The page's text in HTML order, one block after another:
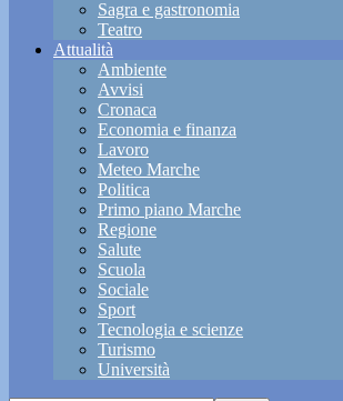
Sagra e gastronomia
Teatro
Attualità
Ambiente
Avvisi
Cronaca
Economia e finanza
Lavoro
Meteo Marche
Politica
Primo piano Marche
Regione
Salute
Scuola
Sociale
Sport
Tecnologia e scienze
Turismo
Università